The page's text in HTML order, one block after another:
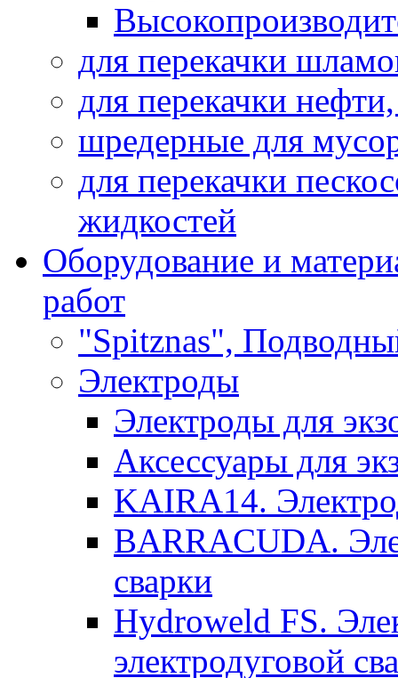
для перекачки
для перекачки
шредерные для
для перекачки
жидкостей
Оборудование и
работ
"Spitznas",
Электроды
Электроды для
Аксессуары для
KAIRA14.
BARRACUDA.
сварки
Hydroweld FS.
электродуговой